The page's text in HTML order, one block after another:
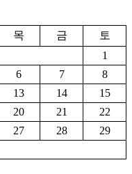
목 금
토
1
6 7
8
13 14
15
20 21
22
27 28
29